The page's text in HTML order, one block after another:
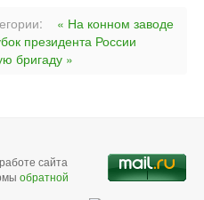
« На конном заводе
президента России
бригаду »
сайта
обратной